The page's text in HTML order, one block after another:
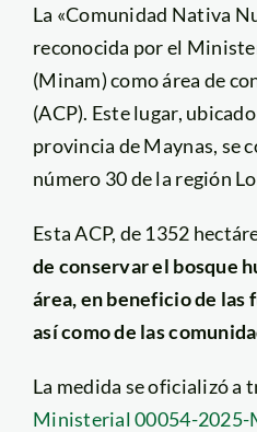
La «Comunidad Nativa
reconocida por el
(Minam) como área de
(ACP). Este lugar,
provincia de Maynas, se
número 30 de la región
Esta ACP, de 1352
de conservar el bosque
área, en beneficio de las
así como de las
La medida se oficializó a
Ministerial 00054-2025-